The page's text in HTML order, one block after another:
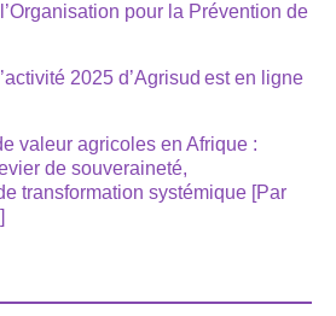
pour la Prévention de
2025 d’Agrisud est en ligne
valeur agricoles en Afrique :
de souveraineté,
transformation systémique [Par